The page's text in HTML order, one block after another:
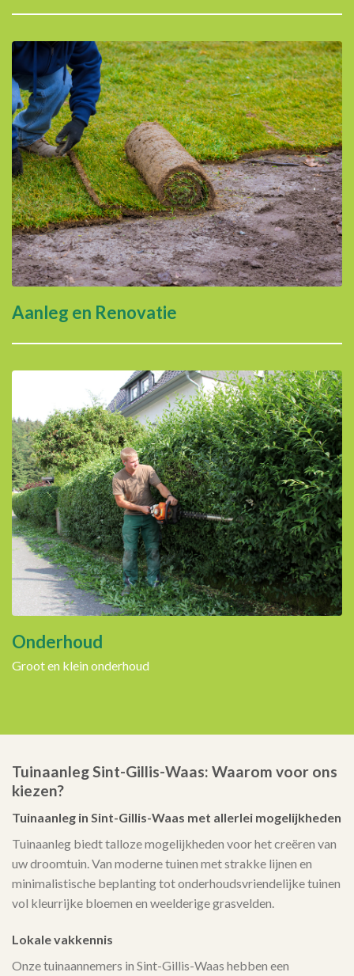
Aanleg en Renovatie
Onderhoud
Groot en klein onderhoud
Tuinaanleg Sint-Gillis-Waas: Waarom voor ons
kiezen?
Tuinaanleg in Sint-Gillis-Waas met allerlei mogelijkheden
Tuinaanleg biedt talloze mogelijkheden voor het creëren van
uw droomtuin. Van moderne tuinen met strakke lijnen en
minimalistische beplanting tot onderhoudsvriendelijke tuinen
vol kleurrijke bloemen en weelderige grasvelden.
Lokale vakkennis
Onze tuinaannemers in Sint-Gillis-Waas hebben een